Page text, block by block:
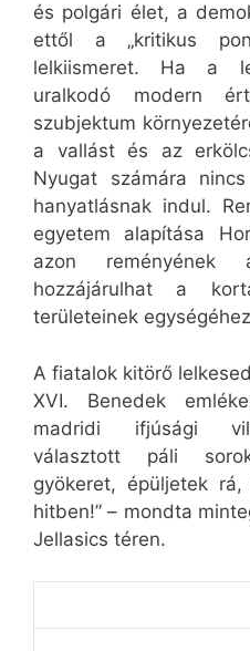
és polgári élet, a
ettől a „kritikus
lelkiismeret. Ha a
uralkodó modern
szubjektum
a vallást és az
Nyugat számára
hanyatlásnak indul.
egyetem alapítása
azon reményének
hozzájárulhat a
területeinek
A fiatalok kitörő
XVI. Benedek
madridi ifjúsági
választott páli
gyökeret, épüljetek
hitben!” – mondta
Jellasics téren.